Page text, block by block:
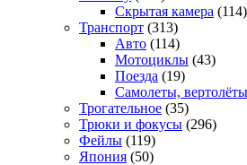
Скрытая камера (114)
Транспорт (313)
Авто (114)
Мотоциклы (43)
Поезда (19)
Самолеты, вертолёты
Трогательное (35)
Трюки и фокусы (296)
Фейлы (119)
Япония (50)